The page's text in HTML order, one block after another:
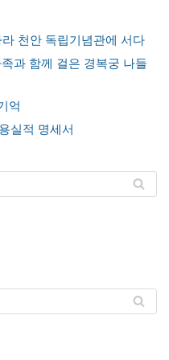
천안 독립기념관에 서다
과 함께 걸은 경복궁 나들
억
실적 명세서